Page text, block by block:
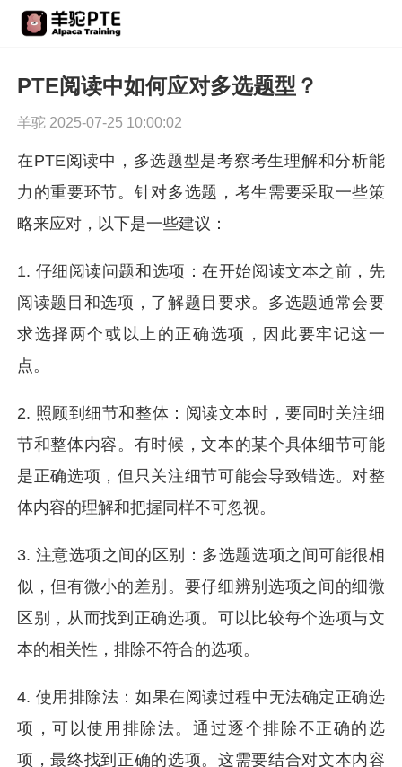
PTE阅读中如何应对多选题型？
羊驼 2025-07-25 10:00:02
在PTE阅读中，多选题型是考察考生理解和分析能
力的重要环节。针对多选题，考生需要采取一些策
略来应对，以下是一些建议：
1. 仔细阅读问题和选项：在开始阅读文本之前，先
阅读题目和选项，了解题目要求。多选题通常会要
求选择两个或以上的正确选项，因此要牢记这一
点。
2. 照顾到细节和整体：阅读文本时，要同时关注细
节和整体内容。有时候，文本的某个具体细节可能
是正确选项，但只关注细节可能会导致错选。对整
体内容的理解和把握同样不可忽视。
3. 注意选项之间的区别：多选题选项之间可能很相
似，但有微小的差别。要仔细辨别选项之间的细微
区别，从而找到正确选项。可以比较每个选项与文
本的相关性，排除不符合的选项。
4. 使用排除法：如果在阅读过程中无法确定正确选
项，可以使用排除法。通过逐个排除不正确的选
项，最终找到正确的选项。这需要结合对文本内容